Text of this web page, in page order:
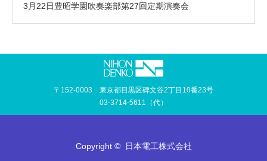
3月22日豊昭学園吹奏楽部第27回定期演奏会
〒152-0003 東京都目黒区碑文谷2丁目10番23号
03-3714-5611（代）
Copyright © 日本電工株式会社